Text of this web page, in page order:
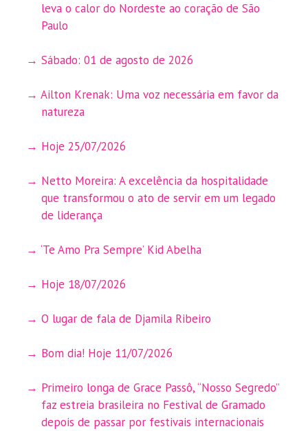
leva o calor do Nordeste ao coração de São
Paulo
Sábado: 01 de agosto de 2026
Ailton Krenak: Uma voz necessária em favor da
natureza
Hoje 25/07/2026
Netto Moreira: A excelência da hospitalidade
que transformou o ato de servir em um legado
de liderança
‘Te Amo Pra Sempre’ Kid Abelha
Hoje 18/07/2026
O lugar de fala de Djamila Ribeiro
Bom dia! Hoje 11/07/2026
Primeiro longa de Grace Passô, “Nosso Segredo”
faz estreia brasileira no Festival de Gramado
depois de passar por festivais internacionais